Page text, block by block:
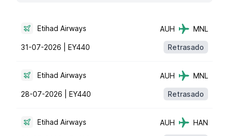
Etihad Airways AUH MNL
31-07-2026 | EY440 Retrasado
Etihad Airways AUH MNL
28-07-2026 | EY440 Retrasado
Etihad Airways AUH HAN